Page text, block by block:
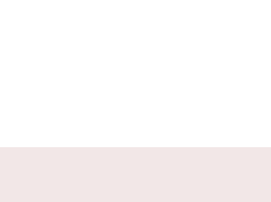
まごと 622-576205
おくるみ 120×120cm 無地 赤ちゃん